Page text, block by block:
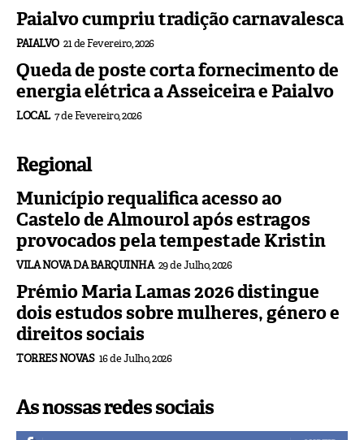
Paialvo cumpriu tradição carnavalesca
PAIALVO 21 de Fevereiro, 2026
Queda de poste corta fornecimento de
energia elétrica a Asseiceira e Paialvo
LOCAL 7 de Fevereiro, 2026
Regional
Município requalifica acesso ao
Castelo de Almourol após estragos
provocados pela tempestade Kristin
VILA NOVA DA BARQUINHA 29 de Julho, 2026
Prémio Maria Lamas 2026 distingue
dois estudos sobre mulheres, género e
direitos sociais
TORRES NOVAS 16 de Julho, 2026
As nossas redes sociais